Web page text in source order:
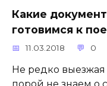
Какие
готовимся к
11.03.2018 0
Не редко выезжая